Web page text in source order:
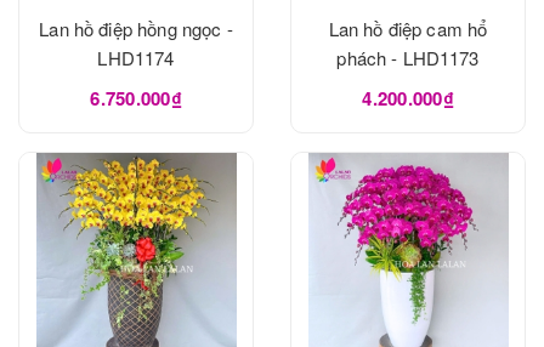
Lan hồ điệp hồng ngọc -
LHD1174
6.750.000₫
Lan hồ điệp cam hổ
phách - LHD1173
4.200.000₫